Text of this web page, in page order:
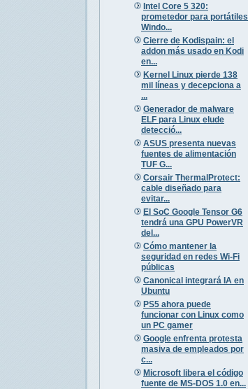
Intel Core 5 320:
prometedor para portátiles
Windo...
Cierre de Kodispain: el
addon más usado en Kodi
en...
Kernel Linux pierde 138
mil líneas y decepciona a
...
Generador de malware
ELF para Linux elude
detecció...
ASUS presenta nuevas
fuentes de alimentación
TUF G...
Corsair ThermalProtect:
cable diseñado para
evitar...
El SoC Google Tensor G6
tendrá una GPU PowerVR
del...
Cómo mantener la
seguridad en redes Wi-Fi
públicas
Canonical integrará IA en
Ubuntu
PS5 ahora puede
funcionar con Linux como
un PC gamer
Google enfrenta protesta
masiva de empleados por
c...
Microsoft libera el código
fuente de MS-DOS 1.0 en...